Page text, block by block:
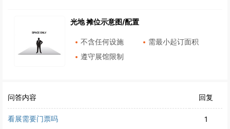
光地 摊位示意图/配置
不含任何设施
需最小起订面积
遵守展馆限制
问答内容 回复
看展需要门票吗 1